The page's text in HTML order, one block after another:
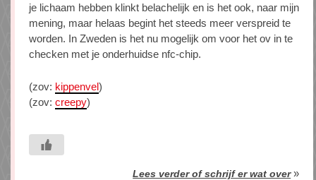
je lichaam hebben klinkt belachelijk en is het ook, naar mijn
mening, maar helaas begint het steeds meer verspreid te
worden. In Zweden is het nu mogelijk om voor het ov in te
checken met je onderhuidse nfc-chip.
(zov: kippenvel)
(zov: creepy)
Lees verder of schrijf er wat over»